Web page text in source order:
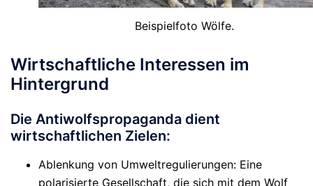
Beispielfoto Wölfe.
Wirtschaftliche Interessen im
Hintergrund
Die Antiwolfspropaganda dient
wirtschaftlichen Zielen:
Ablenkung von Umweltregulierungen: Eine
polarisierte Gesellschaft, die sich mit dem Wolf